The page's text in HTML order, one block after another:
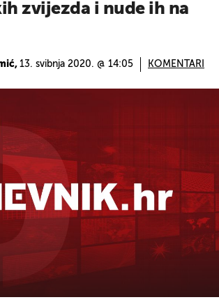
zvijezda i nude ih na
13. svibnja 2020. @ 14:05 KOMENTARI